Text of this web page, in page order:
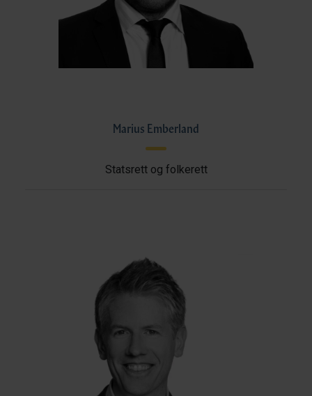
Marius Emberland
Statsrett og folkerett